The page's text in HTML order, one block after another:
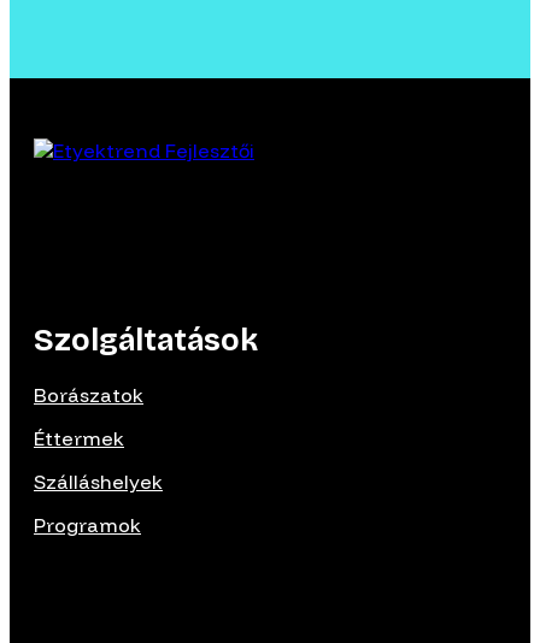
Szolgáltatások
Borászatok
Éttermek
Szálláshelyek
Programok